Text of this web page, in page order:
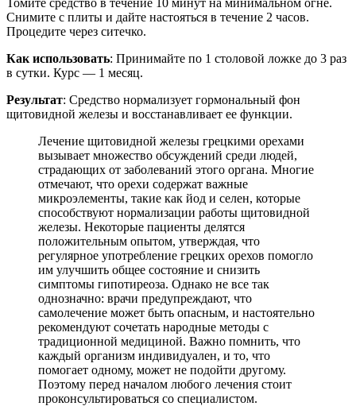
Снимите с плиты и дайте настояться в течение 2 часов.
Процедите через ситечко.
Как использовать: Принимайте по 1 столовой ложке до 3 раз
в сутки. Курс — 1 месяц.
Результат: Средство нормализует гормональный фон
щитовидной железы и восстанавливает ее функции.
Лечение щитовидной железы грецкими орехами
вызывает множество обсуждений среди людей,
страдающих от заболеваний этого органа. Многие
отмечают, что орехи содержат важные
микроэлементы, такие как йод и селен, которые
способствуют нормализации работы щитовидной
железы. Некоторые пациенты делятся
положительным опытом, утверждая, что
регулярное употребление грецких орехов помогло
им улучшить общее состояние и снизить
симптомы гипотиреоза. Однако не все так
однозначно: врачи предупреждают, что
самолечение может быть опасным, и настоятельно
рекомендуют сочетать народные методы с
традиционной медициной. Важно помнить, что
каждый организм индивидуален, и то, что
помогает одному, может не подойти другому.
Поэтому перед началом любого лечения стоит
проконсультироваться со специалистом.